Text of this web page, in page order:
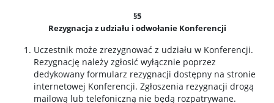
§5
Rezygnacja z udziału i odwołanie Konferencji
Uczestnik może zrezygnować z udziału w Konferencji.
Rezygnację należy zgłosić wyłącznie poprzez
dedykowany formularz rezygnacji dostępny na stronie
internetowej Konferencji. Zgłoszenia rezygnacji drogą
mailową lub telefoniczną nie będą rozpatrywane.